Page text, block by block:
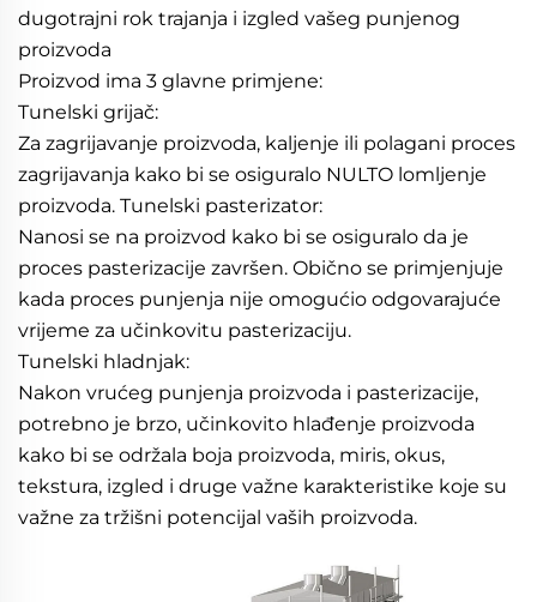
dugotrajni rok trajanja i izgled vašeg punjenog
proizvoda
Proizvod ima 3 glavne primjene:
Tunelski grijač:
Za zagrijavanje proizvoda, kaljenje ili polagani proces
zagrijavanja kako bi se osiguralo NULTO lomljenje
proizvoda. Tunelski pasterizator:
Nanosi se na proizvod kako bi se osiguralo da je
proces pasterizacije završen. Obično se primjenjuje
kada proces punjenja nije omogućio odgovarajuće
vrijeme za učinkovitu pasterizaciju.
Tunelski hladnjak:
Nakon vrućeg punjenja proizvoda i pasterizacije,
potrebno je brzo, učinkovito hlađenje proizvoda
kako bi se održala boja proizvoda, miris, okus,
tekstura, izgled i druge važne karakteristike koje su
važne za tržišni potencijal vaših proizvoda.